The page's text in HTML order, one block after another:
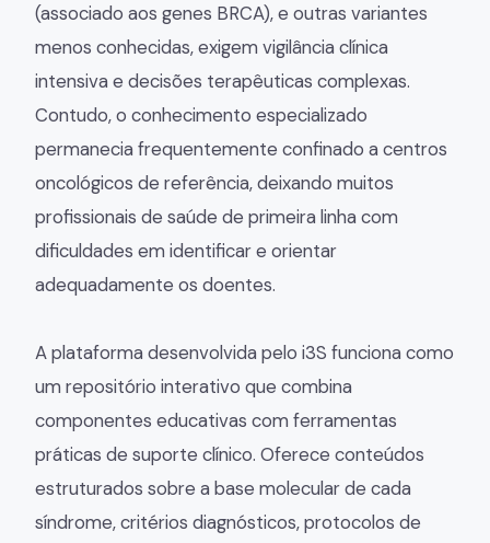
(associado aos genes BRCA), e outras variantes
menos conhecidas, exigem vigilância clínica
intensiva e decisões terapêuticas complexas.
Contudo, o conhecimento especializado
permanecia frequentemente confinado a centros
oncológicos de referência, deixando muitos
profissionais de saúde de primeira linha com
dificuldades em identificar e orientar
adequadamente os doentes.
A plataforma desenvolvida pelo i3S funciona como
um repositório interativo que combina
componentes educativas com ferramentas
práticas de suporte clínico. Oferece conteúdos
estruturados sobre a base molecular de cada
síndrome, critérios diagnósticos, protocolos de